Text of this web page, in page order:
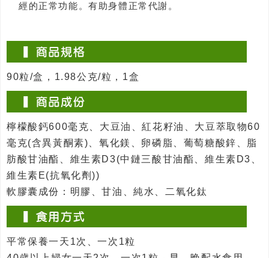
經的正常功能。有助身體正常代謝。
90粒/盒，1.98公克/粒，1盒
檸檬酸鈣600毫克、大豆油、紅花籽油、大豆萃取物60
毫克(含異黃酮素)、氧化鎂、卵磷脂、葡萄糖酸鋅、脂
肪酸甘油酯、維生素D3(中鏈三酸甘油酯、維生素D3、
維生素E(抗氧化劑))
軟膠囊成份：明膠、甘油、純水、二氧化鈦
平常保養一天1次、一次1粒